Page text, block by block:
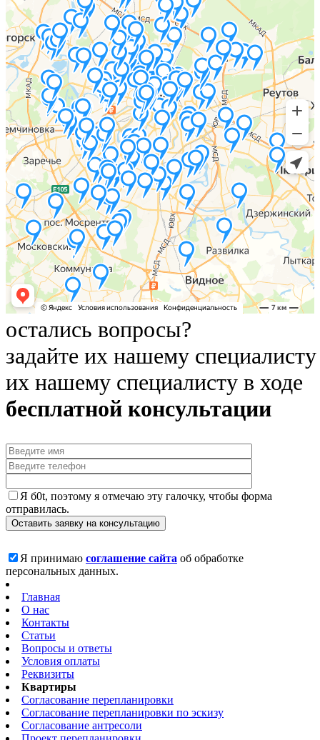
остались вопросы?
задайте их нашему
их нашему специалисту в ходе
бесплатной консультации
Я б0t, поэтому я отмечаю эту галочку, чтобы форма
отправилась.
Я принимаю соглашение сайта об обработке
персональных данных.
Главная
О нас
Контакты
Статьи
Вопросы и ответы
Условия оплаты
Реквизиты
Квартиры
Согласование перепланировки
Согласование перепланировки по эскизу
Согласование антресоли